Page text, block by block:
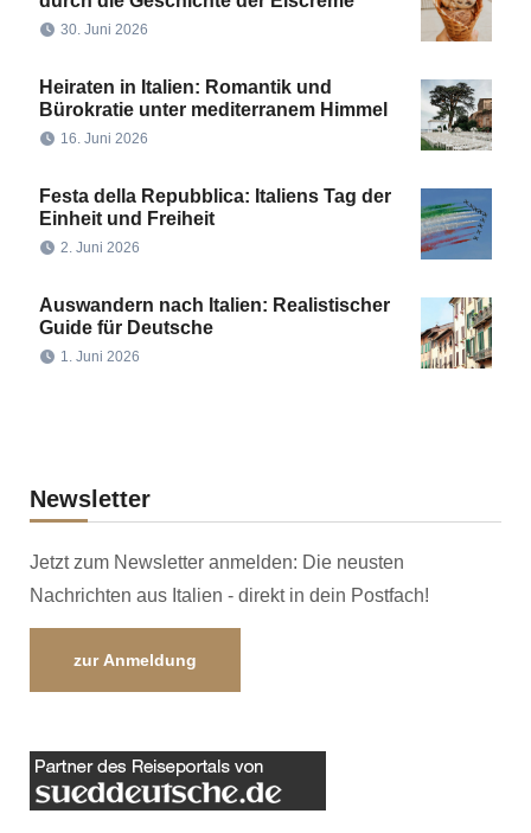
30. Juni 2026
Heiraten in Italien: Romantik und
Bürokratie unter mediterranem Himmel
16. Juni 2026
Festa della Repubblica: Italiens Tag der
Einheit und Freiheit
2. Juni 2026
Auswandern nach Italien: Realistischer
Guide für Deutsche
1. Juni 2026
Newsletter
Jetzt zum Newsletter anmelden: Die neusten
Nachrichten aus Italien - direkt in dein Postfach!
zur Anmeldung